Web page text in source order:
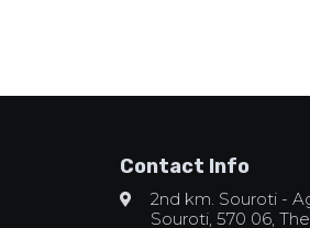
Contact Info
2nd km. Souroti -
Souroti, 570 06,